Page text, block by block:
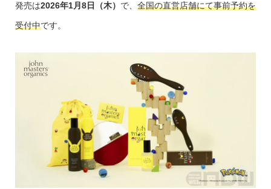
発売は2026年1月8日（木） で、 全国の直営店舗にて事前予約を
受付中です。